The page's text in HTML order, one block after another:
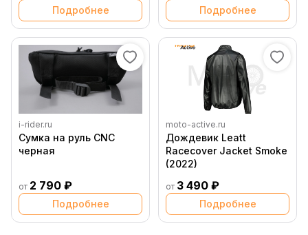
Подробнее Подробнее
i-rider.ru
Сумка на руль CNC
черная
от 2 790 ₽
Подробнее
moto-active.ru
Дождевик Leatt
Racecover Jacket Smoke
(2022)
от 3 490 ₽
Подробнее